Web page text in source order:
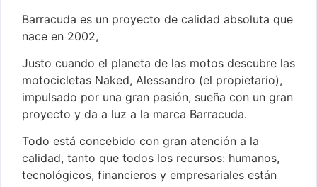
Barracuda es un proyecto de calidad absoluta que
nace en 2002,
Justo cuando el planeta de las motos descubre las
motocicletas Naked, Alessandro (el propietario),
impulsado por una gran pasión, sueña con un gran
proyecto y da a luz a la marca Barracuda.
Todo está concebido con gran atención a la
calidad, tanto que todos los recursos: humanos,
tecnológicos, financieros y empresariales están